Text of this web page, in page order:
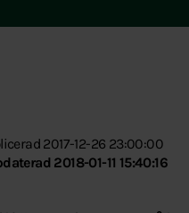
2017-12-26 23:00:00
2018-01-11 15:40:16